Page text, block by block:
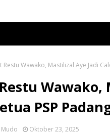
Restu Wawako, Mastilizal Aye Jadi
Wawako,
PSP
Oktober 23, 2025